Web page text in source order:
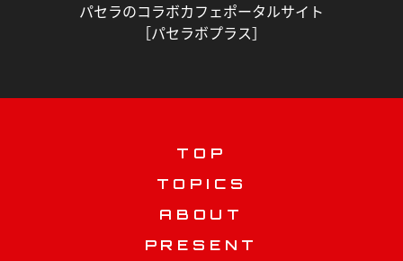
パセラのコラボカフェポータルサイト
［パセラボプラス］
TOP
TOPICS
ABOUT
PRESENT